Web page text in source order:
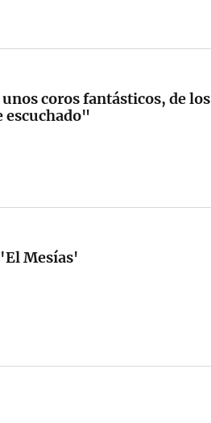
coros fantásticos, de los
escuchado"
Mesías'